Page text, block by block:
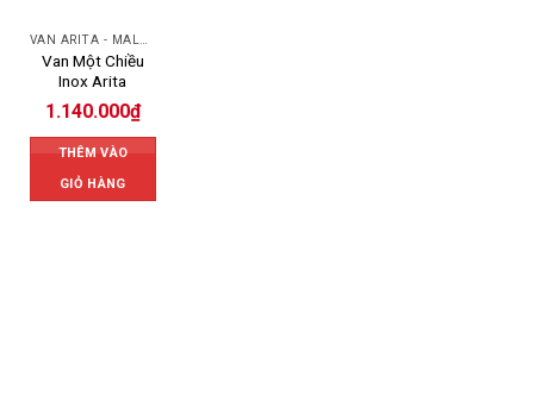
VAN ARITA - MALAYSIA
Van Một Chiều
Inox Arita
1.140.000₫
THÊM VÀO
GIỎ HÀNG